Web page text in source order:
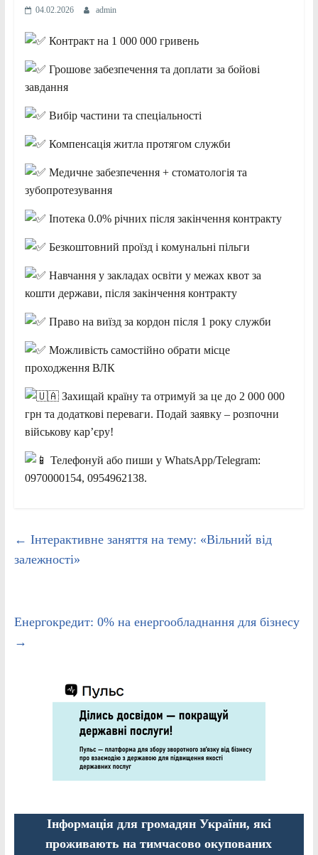
04.02.2026 admin
Контракт на 1 000 000 гривень
Грошове забезпечення та доплати за бойові
завдання
Вибір частини та спеціальності
Компенсація житла протягом служби
Медичне забезпечення + стоматологія та
зубопротезування
Іпотека 0.0% річних після закінчення контракту
Безкоштовний проїзд і комунальні пільги
Навчання у закладах освіти у межах квот за
кошти держави, після закінчення контракту
Право на виїзд за кордон після 1 року служби
Можливість самостійно обрати місце
проходження ВЛК
Захищай країну та отримуй за це до 2 000 000
грн та додаткові переваги. Подай заявку – розпочни
військову кар’єру!
Телефонуй або пиши у WhatsApp/Telegram:
0970000154, 0954962138.
← Інтерактивне заняття на тему: «Вільний від
залежності»
Енергокредит: 0% на енергообладнання для бізнесу
→
Інформація для громадян України, які
проживають на тимчасово окупованих